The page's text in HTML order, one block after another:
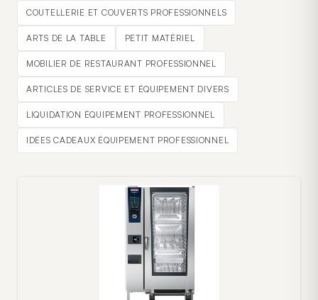
COUTELLERIE ET COUVERTS PROFESSIONNELS
ARTS DE LA TABLE PETIT MATÉRIEL
MOBILIER DE RESTAURANT PROFESSIONNEL
ARTICLES DE SERVICE ET ÉQUIPEMENT DIVERS
LIQUIDATION ÉQUIPEMENT PROFESSIONNEL
IDÉES CADEAUX ÉQUIPEMENT PROFESSIONNEL